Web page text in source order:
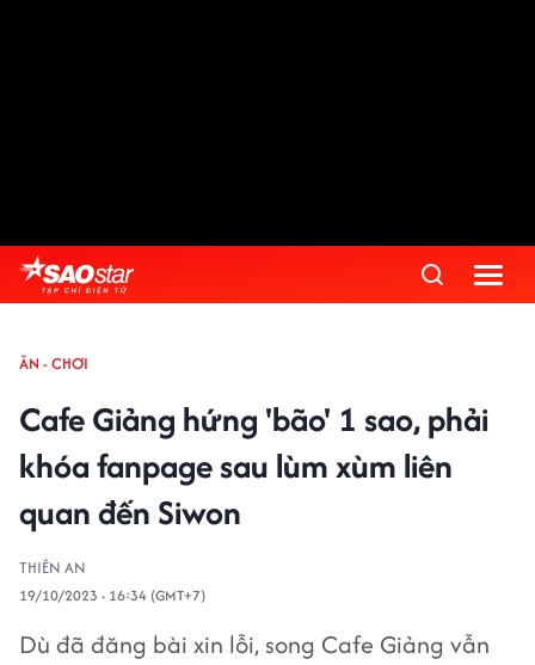
ĂN - CHƠI
Cafe Giảng hứng 'bão' 1 sao, phải
khóa fanpage sau lùm xùm liên
quan đến Siwon
THIÊN AN
19/10/2023 - 16:34 (GMT+7)
Dù đã đăng bài xin lỗi, song Cafe Giảng vẫn